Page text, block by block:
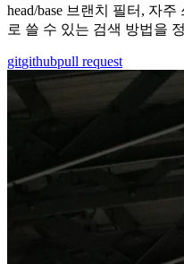
head/base 브랜치 필터, 자
로 쓸 수 있는 검색 방법을
gitgithubpull request